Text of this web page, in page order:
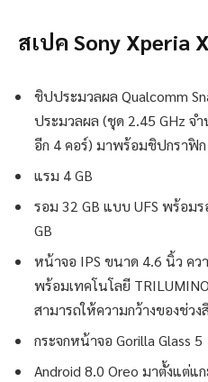
สเปค Sony Xperia
ชิปประมวลผล Qualcomm
ประมวลผล (ชุด 2.45 GHz จ
อีก 4 คอร์) มาพร้อมชิปกราฟิก
แรม 4 GB
รอม 32 GB แบบ UFS พร้อม
GB
หน้าจอ IPS ขนาด 4.6 นิ้ว คว
พร้อมเทคโนโลยี
สามารถให้ความกว้างของช่วง
กระจกหน้าจอ Gorilla Glass 5
Android 8.0 Oreo มาตั้งแต่แก